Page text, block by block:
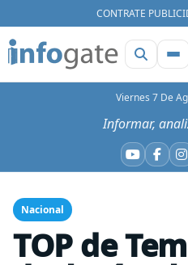
CONTRATE
Viernes 7 De
Informar,
YouTube
Nacional
TOP de